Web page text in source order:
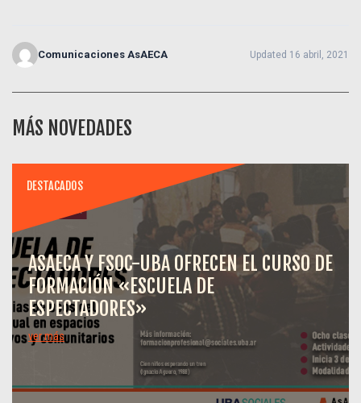
Comunicaciones AsAECA Updated 16 abril, 2021
MÁS NOVEDADES
DESTACADOS
ASAECA Y FSOC-UBA OFRECEN EL CURSO DE
FORMACIÓN «ESCUELA DE
ESPECTADORES»
ver más